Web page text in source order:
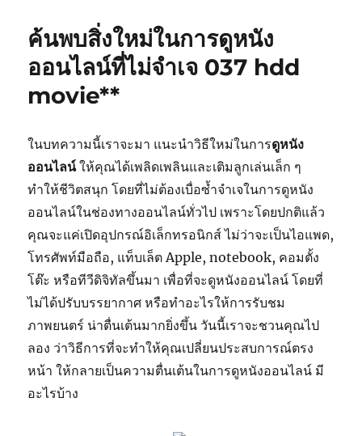
ค้นพบสิ่งใหม่ในการดูหนัง
ออนไลน์ที่ไม่จำเจ 037 hdd
movie**
ในบทความนี้เราจะมา แนะนำวิธีใหม่ในการดูหนัง
ออนไลน์ให้คุณได้เพลิดเพลินและเติมลูกเล่นเล็ก ๆ
ทำให้ชีวิตสนุก โดยที่ไม่ต้องเบื่อซ้ำจำเจในการดูหนัง
ออนไลน์ในช่องทางออนไลน์ทั่วไป เพราะโดยปกติแล้ว
คุณจะแค่เปิดอุปกรณ์อิเล็กทรอนิกส์ ไม่ว่าจะเป็นไอแพด,
โทรศัพท์มือถือ, แท็บเล็ต Apple, notebook, คอมตั้ง
โต๊ะ หรือทีวีดิจิทัลขึ้นมา เพื่อที่จะดูหนังออนไลน์ โดยที่
ไม่ได้ปรับบรรยากาศ หรือทำอะไรให้การรับชม
ภาพยนตร์ น่าตื่นเต้นมากยิ่งขึ้น วันนี้เราจะชวนคุณไป
ลอง ว่าวิธีการที่จะทำให้คุณเปลี่ยนประสบการณ์ตรง
หน้า ให้กลายเป็นความตื่นเต้นในการดูหนังออนไลน์ มี
อะไรบ้าง